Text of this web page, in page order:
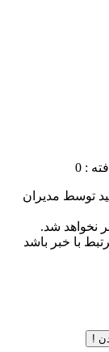
: 0
توسط مدیران
نخواهد شد.
با خبر باشد
!